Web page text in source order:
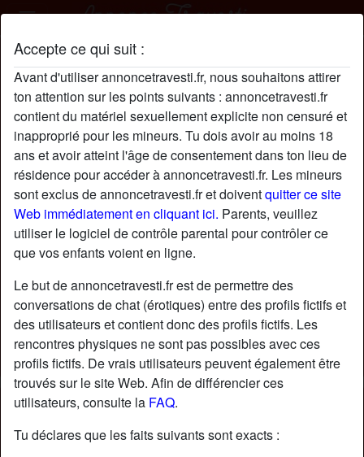
Accepte ce qui suit :
Avant d'utiliser annoncetravesti.fr, nous souhaitons attirer
ton attention sur les points suivants : annoncetravesti.fr
contient du matériel sexuellement explicite non censuré et
inapproprié pour les mineurs. Tu dois avoir au moins 18
ans et avoir atteint l'âge de consentement dans ton lieu de
résidence pour accéder à annoncetravesti.fr. Les mineurs
sont exclus de annoncetravesti.fr et doiventquitter ce site
Web immédiatement en cliquant ici. Parents, veuillez
utiliser le logiciel de contrôle parental pour contrôler ce
que vos enfants voient en ligne.
Le but de annoncetravesti.fr est de permettre des
conversations de chat (érotiques) entre des profils fictifs et
des utilisateurs et contient donc des profils fictifs. Les
rencontres physiques ne sont pas possibles avec ces
profils fictifs. De vrais utilisateurs peuvent également être
trouvés sur le site Web. Afin de différencier ces
utilisateurs, consulte la FAQ.
Tu déclares que les faits suivants sont exacts :
Gaudingau9 profil
starAjouter chatDiscuter !
Nickname:
Âge:
49